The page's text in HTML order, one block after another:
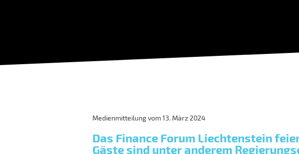
Medienmitteilung vom 13. März 2024
Das Finance Forum Liechtenstein
Gäste sind unter anderem